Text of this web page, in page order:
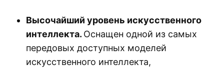
Высочайший уровень искусственного
интеллекта. Оснащен одной из самых
передовых доступных моделей
искусственного интеллекта,